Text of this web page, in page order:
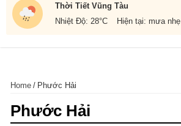
Thời Tiết Vũng Tàu
Nhiệt Độ: 28°C Hiện tại: mưa nhẹ
Home / Phước Hải
Phước Hải